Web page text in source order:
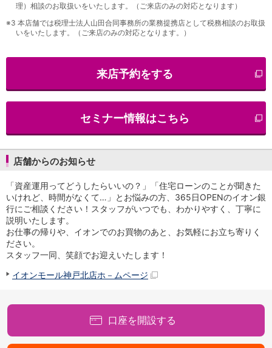
通帳アプリ
イオン銀行PayB
イオングループアプリ
支払・入金TOP
AEON Pay
自動入金サービス
スマホ決済アプリ
サービス
Myステージ
相続・税務のご相談
電子マネーWAON
セキュリティ
インボイス
手数料
キャンペーン
店舗
理）相談のお取扱いをいたします。（ご来店のみの対応となります）
※3 本店舗では税理士法人山田合同事務所の業務提携店として税務相談のお取扱
いをいたします。（ご来店のみの対応となります。）
来店予約をする
セミナー情報はこちら
店舗からのお知らせ
「資産運用ってどうしたらいいの？」「住宅ローンのことが聞きた
いけれど、時間がなくて…」とお悩みの方、365日OPENのイオン銀
行にご相談ください！スタッフがいつでも、わかりやすく、丁寧に
説明いたします。
お仕事の帰りや、イオンでのお買物のあと、お気軽にお立ち寄りく
ださい。
スタッフ一同、笑顔でお迎えいたします！
イオンモール神戸北店ホ－ムページ
口座を開設する